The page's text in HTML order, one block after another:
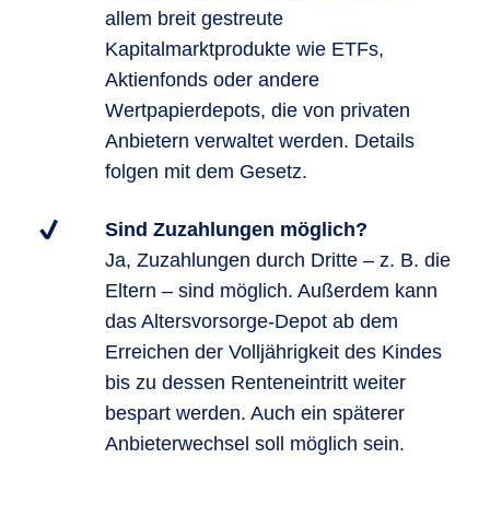
allem breit gestreute
Kapitalmarktprodukte wie ETFs,
Aktienfonds oder andere
Wertpapierdepots, die von privaten
Anbietern verwaltet werden. Details
folgen mit dem Gesetz.
Sind Zuzahlungen möglich?
Ja, Zuzahlungen durch Dritte – z. B. die
Eltern – sind möglich. Außerdem kann
das Altersvorsorge-Depot ab dem
Erreichen der Volljährigkeit des Kindes
bis zu dessen Renteneintritt weiter
bespart werden. Auch ein späterer
Anbieterwechsel soll möglich sein.